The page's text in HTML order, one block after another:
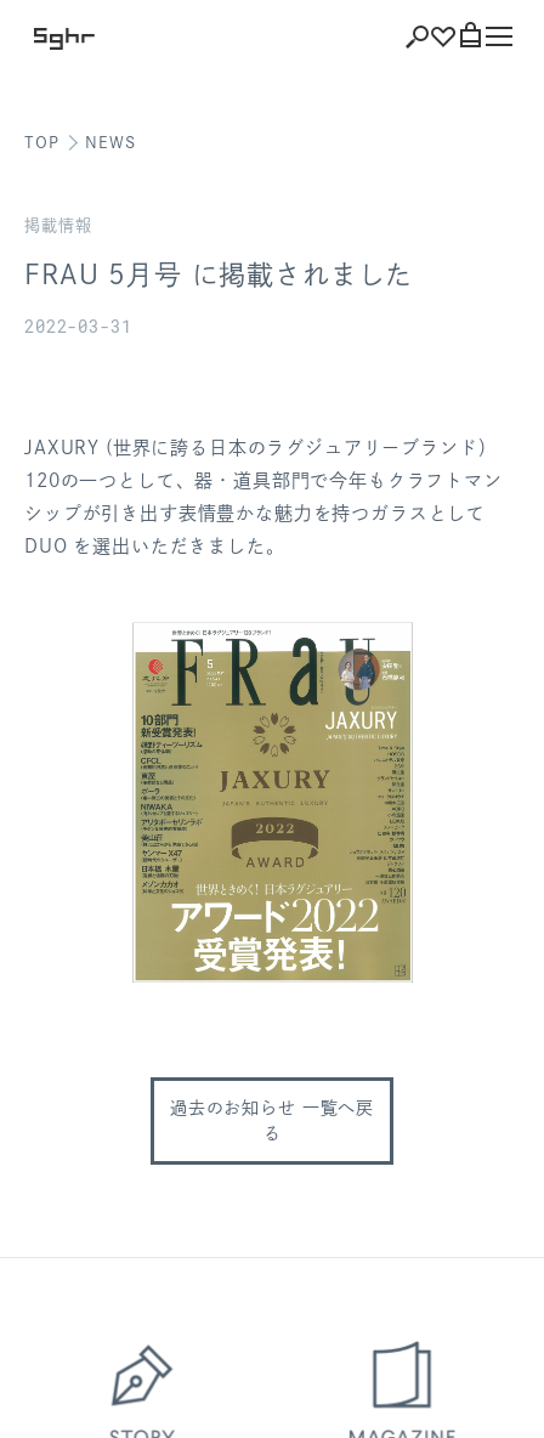
ショッピング
ポイント
お気に入り
TOP NEWS
掲載情報
FRAU 5月号 に掲載されました
2022-03-31
JAXURY (世界に誇る日本のラグジュアリーブランド）
120の一つとして、器・道具部門で今年もクラフトマン
シップが引き出す表情豊かな魅力を持つガラスとして
DUO を選出いただきました。
過去のお知らせ 一覧へ戻
る